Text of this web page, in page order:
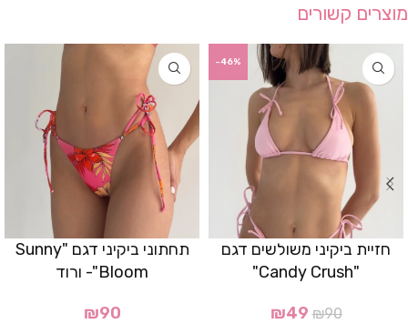
מוצרים קשורים
-46%
חזיית ביקיני משולשים דגם
"Candy Crush"
₪90
₪49
תחתוני ביקיני דגם "Sunny
Bloom"- ורוד
₪90